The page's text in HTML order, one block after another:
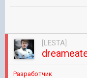
[LESTA]
Разработчик